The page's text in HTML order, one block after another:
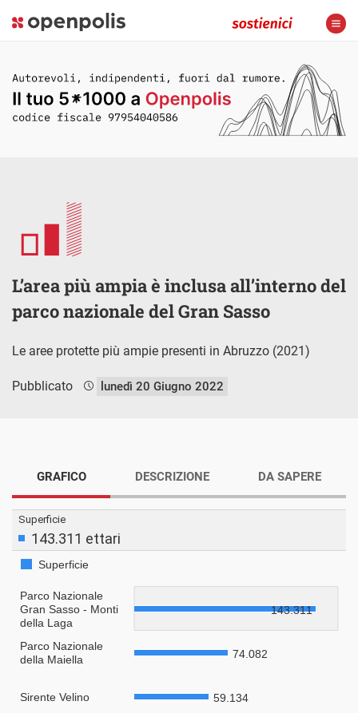
L’area più ampia è inclusa all’interno del
parco nazionale del Gran Sasso
Le aree protette più ampie presenti in Abruzzo (2021)
Pubblicato lunedì 20 Giugno 2022
GRAFICO DESCRIZIONE DA SAPERE